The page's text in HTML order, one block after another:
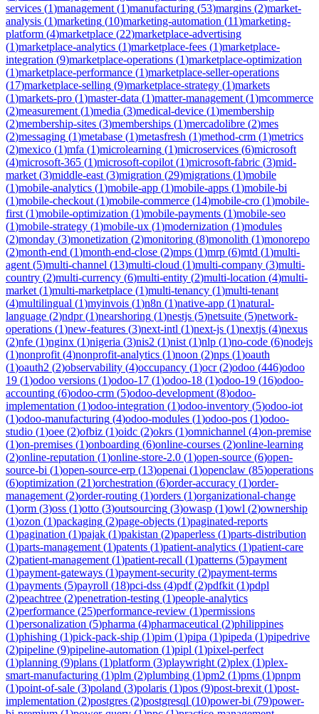
services (1)management (1)manufacturing (53)margins (2)market-
analysis (1)marketing (10)marketing-automation (11)marketing-
platform (4)marketplace (22)marketplace-advertising
(1)marketplace-analytics (1)marketplace-fees (1)marketplace-
integration (9)marketplace-operations (1)marketplace-optimization
(1)marketplace-performance (1)marketplace-seller-operations
(17)marketplace-selling (9)marketplace-strategy (1)markets
(1)markets-pro (1)master-data (1)matter-management (1)mcommerce
(2)measurement (1)media (3)medical-device (1)membership
(2)membership-sites (3)memberships (1)mercadolibre (2)mes
(2)messaging (1)metabase (1)metasfresh (1)method-crm (1)metrics
(2)mexico (1)mfa (1)microlearning (1)microservices (6)microsoft
(4)microsoft-365 (1)microsoft-copilot (1)microsoft-fabric (3)mid-
market (3)middle-east (3)migration (29)migrations (1)mobile
(1)mobile-analytics (1)mobile-app (1)mobile-apps (1)mobile-bi
(1)mobile-checkout (1)mobile-commerce (14)mobile-cro (1)mobile-
first (1)mobile-optimization (1)mobile-payments (1)mobile-seo
(1)mobile-strategy (1)mobile-ux (1)modernization (1)modules
(2)monday (3)monetization (2)monitoring (8)monolith (1)monorepo
(2)month-end (1)month-end-close (2)mps (1)mrp (6)mtd (1)multi-
agent (5)multi-channel (13)multi-cloud (1)multi-company (3)multi-
country (2)multi-currency (6)multi-entity (2)multi-location (4)multi-
market (1)multi-marketplace (1)multi-tenancy (1)multi-tenant
(4)multilingual (1)myinvois (1)n8n (1)native-app (1)natural-
language (2)ndpr(1)nearshoring (1)nestjs (5)netsuite (5)network-
operations (1)new-features (3)next-intl (1)next-js (1)nextjs (4)nexus
(2)nfe (1)nginx (1)nigeria (3)nis2 (1)nist (1)nlp (1)no-code (6)nodejs
(1)nonprofit (4)nonprofit-analytics (1)noon (2)nps (1)oauth
(1)oauth2 (2)observability (4)occupancy (1)ocr(2)odoo (446)odoo
19 (1)odoo versions (1)odoo-17 (1)odoo-18 (1)odoo-19 (16)odoo-
accounting (6)odoo-crm (5)odoo-development (8)odoo-
implementation (1)odoo-integration (1)odoo-inventory (5)odoo-iot
(1)odoo-manufacturing (4)odoo-modules (1)odoo-pos (1)odoo-
studio (1)oee (2)ofbiz (1)oidc (2)okrs (1)omnichannel (4)on-premise
(1)on-premises (1)onboarding (6)online-courses (2)online-learning
(2)online-reputation (1)online-store-2.0 (1)open-source (6)open-
source-bi (1)open-source-erp (13)openai (1)openclaw (85)operations
(6)optimization (21)orchestration (6)order-accuracy (1)order-
management (2)order-routing (1)orders (1)organizational-change
(1)orm (3)oss (1)otto (3)outsourcing (3)owasp (1)owl (2)ownership
(1)ozon (1)packaging (2)page-objects (1)paginated-reports
(1)pagination (1)pajak (1)pakistan (2)paperless (1)parts-distribution
(1)parts-management (1)patents (1)patient-analytics (1)patient-care
(2)patient-management (1)patient-recall (1)patterns (5)payment
(1)payment-gateways (1)payment-security (2)payment-terms
(1)payments (5)payroll (18)pci-dss (4)pdf(2)pdfkit (1)pdpl
(2)peachtree (2)penetration-testing (1)people-analytics
(2)performance (25)performance-review (1)permissions
(1)personalization (5)pharma (4)pharmaceutical (2)philippines
(1)phishing (1)pick-pack-ship (1)pim (1)pipa (1)pipeda (1)pipedrive
(2)pipeline (9)pipeline-automation (1)pipl (1)pixel-perfect
(1)planning (9)plans (1)platform (3)playwright (2)plex (1)plex-
smart-manufacturing (1)plm (2)plumbing (1)pm2 (1)pms (1)pnpm
(1)point-of-sale (3)poland (3)polaris (1)pos (9)post-brexit (1)post-
implementation (2)postgres (2)postgresql (10)power-bi (79)power-